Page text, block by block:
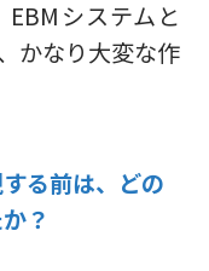
システムと
かなり大変な作
る前は、どの
？